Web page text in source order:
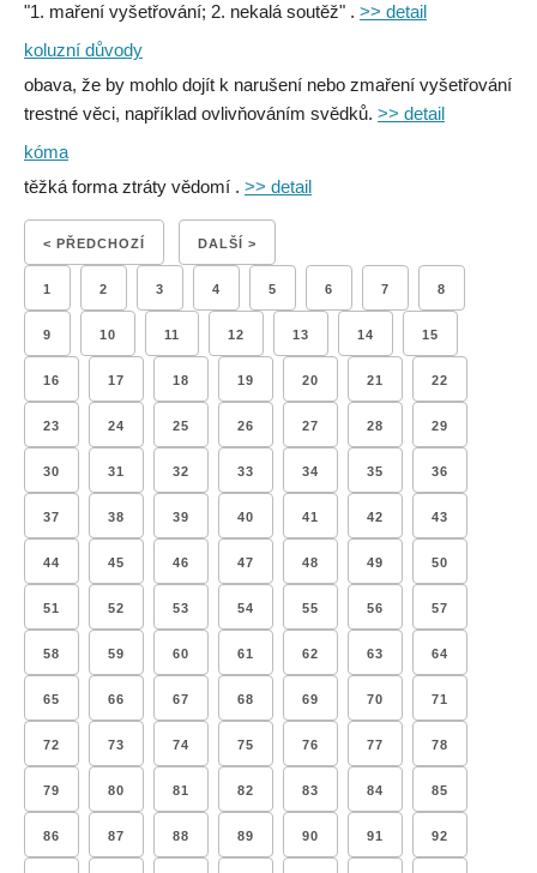
"1. maření vyšetřování; 2. nekalá soutěž" . >> detail
koluzní důvody
obava, že by mohlo dojít k narušení nebo zmaření vyšetřování
trestné věci, například ovlivňováním svědků. >> detail
kóma
těžká forma ztráty vědomí . >> detail
< PŘEDCHOZÍ DALŠÍ >
1 2 3 4 5 6 7 8
9 10 11 12 13 14 15
16 17 18 19 20 21 22
23 24 25 26 27 28 29
30 31 32 33 34 35 36
37 38 39 40 41 42 43
44 45 46 47 48 49 50
51 52 53 54 55 56 57
58 59 60 61 62 63 64
65 66 67 68 69 70 71
72 73 74 75 76 77 78
79 80 81 82 83 84 85
86 87 88 89 90 91 92